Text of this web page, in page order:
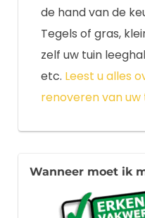
de hand van de
Tegels of gras,
zelf uw tuin
etc. Leest u alles
renoveren van uw
Wanneer moet ik